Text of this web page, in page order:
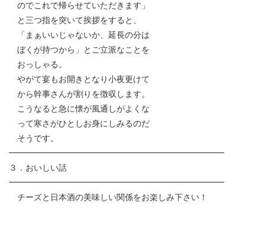
のでこれで帰らせていただきます」
と三つ指を突いて挨拶をすると、
「まぁいいじゃないか、延長の分は
ぼくが持つから」とご立派なことを
おっしゃる。
やがて宴もお開きとなり小夜更けて
から幹事さんが割りを徴収します。
こうなると急に懐が風通しがよくな
って寒さがひとしお身にしみるのだ
そうです。
━━━━━━━━━━━━━━━━━━━━━━━━━━
３．おいしい話
━━━━━━━━━━━━━━━━━━━━━━━━━━
チーズと日本酒の美味しい関係をお楽しみ下さい！